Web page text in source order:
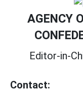
AGENCY
Editor-in-
Contact: